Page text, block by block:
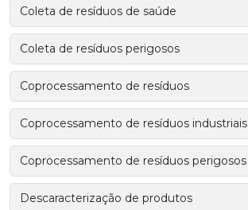
Coleta de resíduos de saúde
Coleta de resíduos perigosos
Coprocessamento de resíduos
Coprocessamento de resíduos industriais
Coprocessamento de resíduos perigosos
Descaracterização de produtos